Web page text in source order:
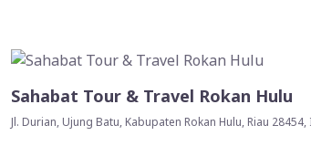
Sahabat Tour & Travel Rokan Hulu
Jl. Durian, Ujung Batu, Kabupaten Rokan Hulu, Riau